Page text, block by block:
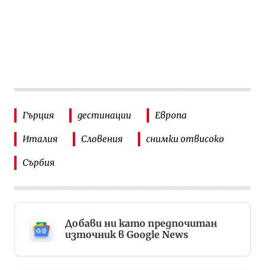
Гърция дестинации Европа
Италия Словения снимки отвисоко
Сърбия
Добави ни като предпочитан
източник в Google News